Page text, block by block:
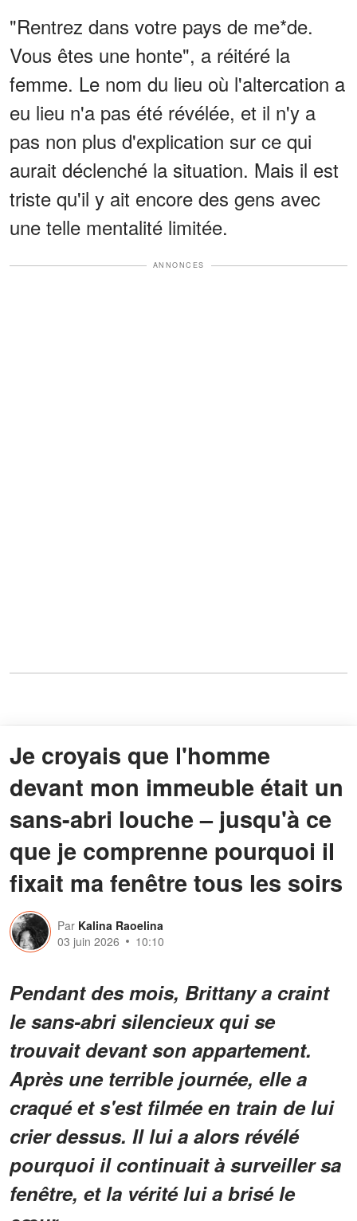
"Rentrez dans votre pays de me*de.
Vous êtes une honte", a réitéré la
femme. Le nom du lieu où l'altercation a
eu lieu n'a pas été révélée, et il n'y a
pas non plus d'explication sur ce qui
aurait déclenché la situation. Mais il est
triste qu'il y ait encore des gens avec
une telle mentalité limitée.
ANNONCES
Je croyais que l'homme
devant mon immeuble était un
sans-abri louche – jusqu'à ce
que je comprenne pourquoi il
fixait ma fenêtre tous les soirs
Par Kalina Raoelina
03 juin 2026
10:10
Pendant des mois, Brittany a craint
le sans-abri silencieux qui se
trouvait devant son appartement.
Après une terrible journée, elle a
craqué et s'est filmée en train de lui
crier dessus. Il lui a alors révélé
pourquoi il continuait à surveiller sa
fenêtre, et la vérité lui a brisé le